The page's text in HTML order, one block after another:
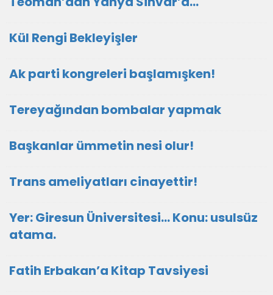
Kül Rengi Bekleyişler
Ak parti kongreleri başlamışken!
Tereyağından bombalar yapmak
Başkanlar ümmetin nesi olur!
Trans ameliyatları cinayettir!
Yer: Giresun Üniversitesi… Konu: usulsüz
atama.
Fatih Erbakan’a Kitap Tavsiyesi